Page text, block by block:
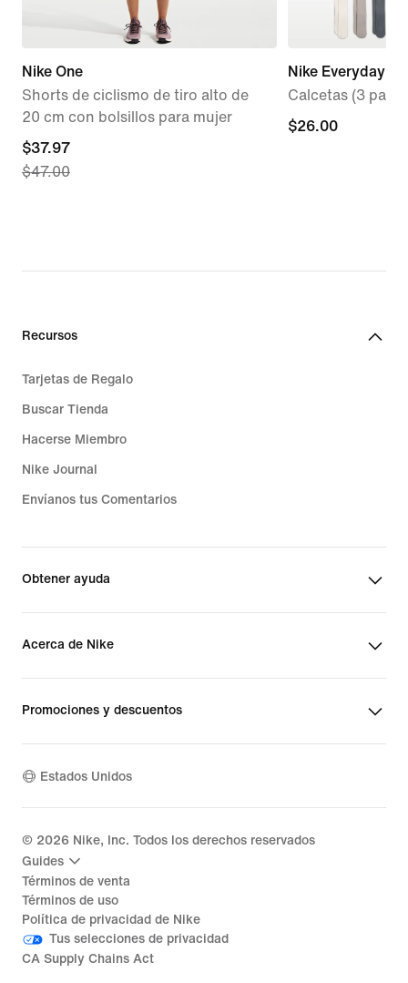
Nike One
Shorts de ciclismo de tiro alto de
20 cm con bolsillos para mujer
current
price
$47.00
$37.97
$47.00
Nike Everyday
Calcetas (3
$26.00
$26.00
Recursos
Tarjetas de Regalo
Buscar Tienda
Hacerse Miembro
Nike Journal
Envíanos tus Comentarios
Obtener ayuda
Acerca de Nike
Promociones y descuentos
Estados Unidos
© 2026 Nike, Inc. Todos los derechos reservados
Guides
Términos de venta
Términos de uso
Política de privacidad de Nike
Tus selecciones de privacidad
CA Supply Chains Act